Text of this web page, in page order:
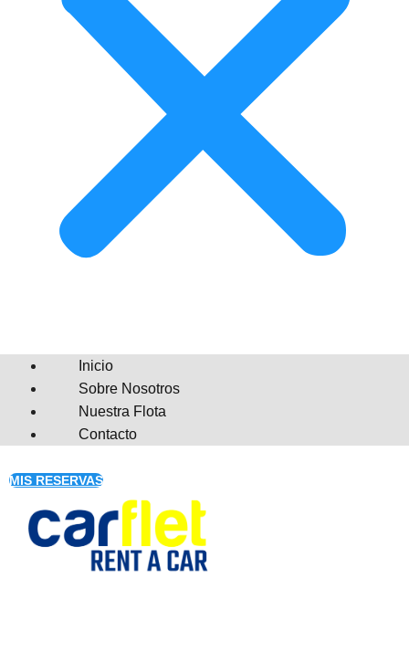
Inicio
Sobre Nosotros
Nuestra Flota
Contacto
MIS RESERVAS